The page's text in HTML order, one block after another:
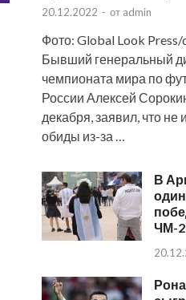
20.12.2022 - от admin
Фото: Global Look
Бывший генеральный
чемпионата мира по
России Алексей
декабря, заявил, что не
обиды из-за …
В
ЧМ-